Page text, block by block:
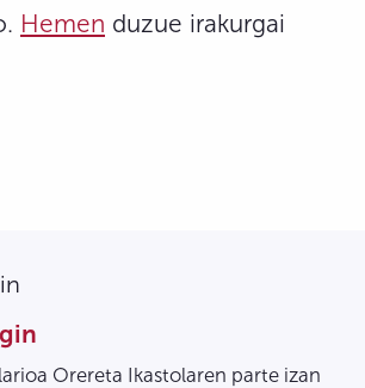
Hemen duzue irakurgai
Orereta Ikastolaren parte izan